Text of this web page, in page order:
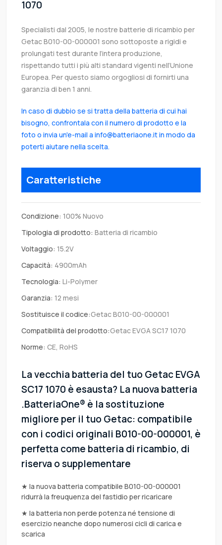
1070
Specialisti dal 2005, le nostre batterie di ricambio per
Getac B010-00-000001 sono sottoposte a rigidi e
prolungati test durante l’intera produzione,
rispettando tutti i più alti standard vigenti nell’Unione
Europea. Per questo siamo orgogliosi di fornirti una
garanzia di ben 1 anni.
In caso di dubbio se si tratta della batteria di cui hai
bisogno, confrontala con il numero di prodotto e la
foto o invia un'e-mail a info@batteriaone.it in modo da
poterti aiutare nella scelta.
Caratteristiche
Condizione: 100% Nuovo
Tipologia di prodotto: Batteria di ricambio
Voltaggio: 15.2V
Capacità: 4900mAh
Tecnologia: Li-Polymer
Garanzia: 12 mesi
Sostituisce il codice:Getac B010-00-000001
Compatibilità del prodotto:Getac EVGA SC17 1070
Norme: CE, RoHS
La vecchia batteria del tuo Getac EVGA
SC17 1070 è esausta? La nuova batteria
.BatteriaOne® è la sostituzione
migliore per il tuo Getac: compatibile
con i codici originali B010-00-000001, è
perfetta come batteria di ricambio, di
riserva o supplementare
★ la nuova batteria compatibile B010-00-000001
ridurrà la freuquenza del fastidio per ricaricare
★ la batteria non perde potenza né tensione di
esercizio neanche dopo numerosi cicli di carica e
scarica